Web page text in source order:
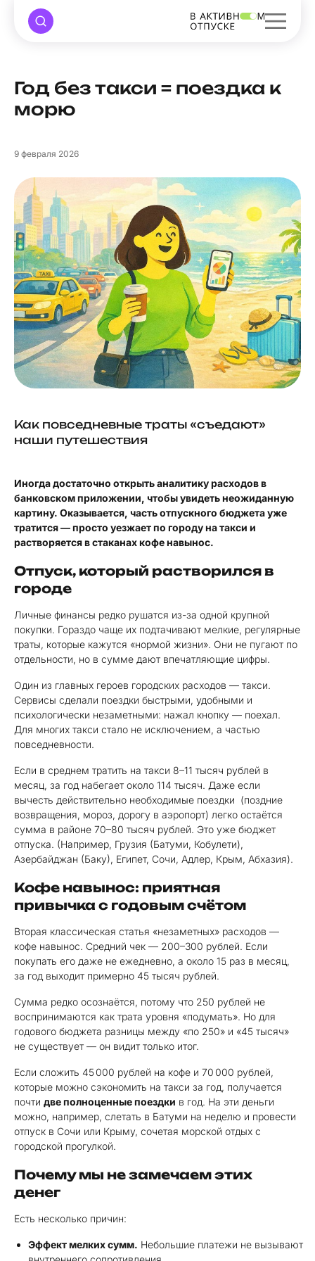
Год без такси = поездка к
морю
9 февраля 2026
Как повседневные траты «съедают»
наши путешествия
Иногда достаточно открыть аналитику расходов в
банковском приложении, чтобы увидеть неожиданную
картину. Оказывается, часть отпускного бюджета уже
тратится — просто уезжает по городу на такси и
растворяется в стаканах кофе навынос.
Отпуск, который растворился в
городе
Личные финансы редко рушатся из-за одной крупной
покупки. Гораздо чаще их подтачивают мелкие, регулярные
траты, которые кажутся «нормой жизни». Они не пугают по
отдельности, но в сумме дают впечатляющие цифры.
Один из главных героев городских расходов — такси.
Сервисы сделали поездки быстрыми, удобными и
психологически незаметными: нажал кнопку — поехал.
Для многих такси стало не исключением, а частью
повседневности.
Если в среднем тратить на такси 8–11 тысяч рублей в
месяц, за год набегает около 114 тысяч. Даже если
вычесть действительно необходимые поездки (поздние
возвращения, мороз, дорогу в аэропорт) легко остаётся
сумма в районе 70–80 тысяч рублей. Это уже бюджет
отпуска. (Например, Грузия (Батуми, Кобулети),
Азербайджан (Баку), Египет, Сочи, Адлер, Крым, Абхазия).
Кофе навынос: приятная
привычка с годовым счётом
Вторая классическая статья «незаметных» расходов —
кофе навынос. Средний чек — 200–300 рублей. Если
покупать его даже не ежедневно, а около 15 раз в месяц,
за год выходит примерно 45 тысяч рублей.
Сумма редко осознаётся, потому что 250 рублей не
воспринимаются как трата уровня «подумать». Но для
годового бюджета разницы между «по 250» и «45 тысяч»
не существует — он видит только итог.
Если сложить 45 000 рублей на кофе и 70 000 рублей,
которые можно сэкономить на такси за год, получается
почти две полноценные поездки в год. На эти деньги
можно, например, слетать в Батуми на неделю и провести
отпуск в Сочи или Крыму, сочетая морской отдых с
городской прогулкой.
Почему мы не замечаем этих
денег
Есть несколько причин:
Эффект мелких сумм. Небольшие платежи не вызывают